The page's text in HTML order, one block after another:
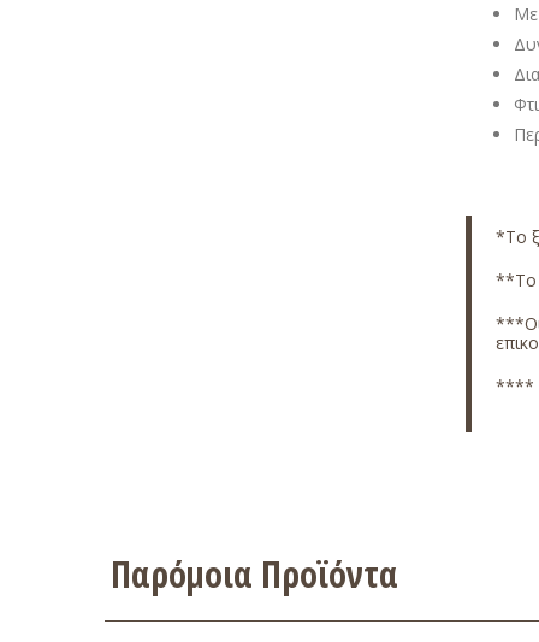
Με
*Το
**Το
***Οι
****
Παρόμοια Προϊόντα